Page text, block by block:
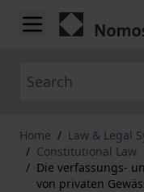
Skip to Content
Home / Law & Legal
/ Constitutional Law
/ Die verfassungs-
von privaten